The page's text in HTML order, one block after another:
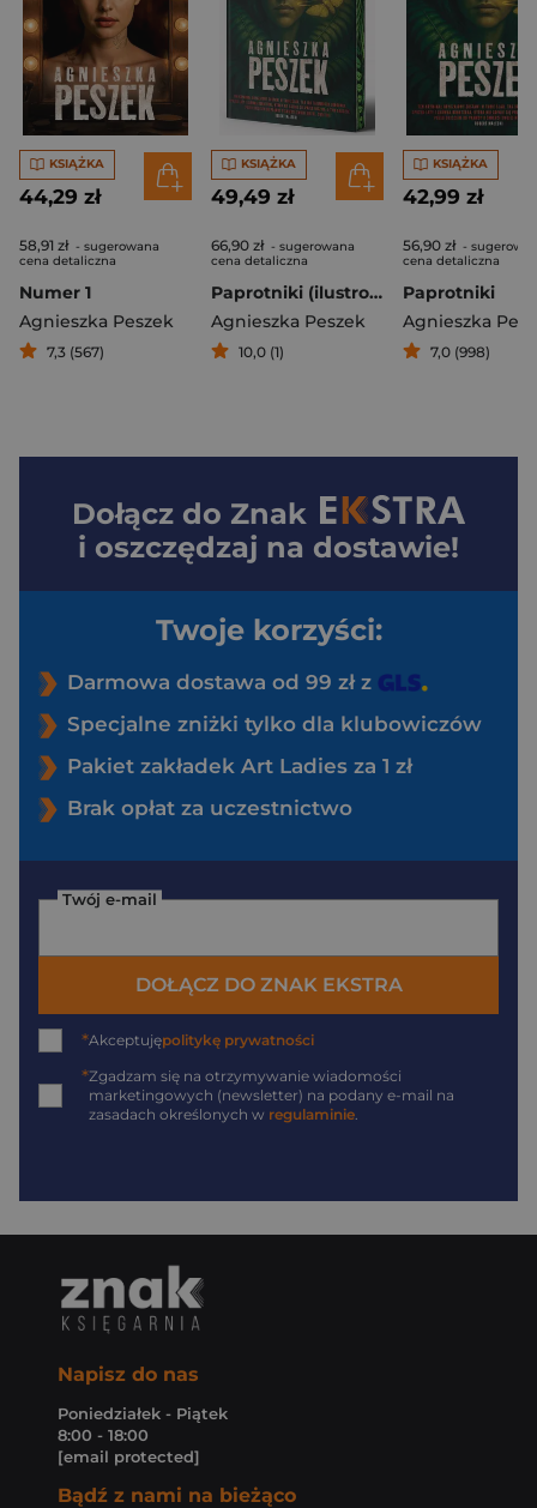
KSIĄŻKA
44,29 zł
58,91 zł - sugerowana
cena detaliczna
Numer 1
Agnieszka Peszek
7,3 (567)
KSIĄŻKA
49,49 zł
66,90 zł - sugerowana
cena detaliczna
Paprotniki (ilustrowane brzegi)
Agnieszka Peszek
10,0 (1)
KSIĄŻKA
42,99 zł
56,90 zł -
cena detaliczna
Paprotniki
Agnieszka
7,0 (998)
Dołącz do Znak
i oszczędzaj na dostawie!
Twoje korzyści:
Darmowa dostawa od 99 zł z
Specjalne zniżki tylko dla klubowiczów
Pakiet zakładek Art Ladies za 1 zł
Brak opłat za uczestnictwo
Twój e-mail
DOŁĄCZ DO ZNAK EKSTRA
*Akceptujępolitykę prywatności
*Zgadzam się na otrzymywanie wiadomości
marketingowych (newsletter) na podany e-mail na
zasadach określonych w regulaminie
Napisz do nas
Poniedziałek - Piątek
8:00 - 18:00
[email protected]
Bądź z nami na bieżąco